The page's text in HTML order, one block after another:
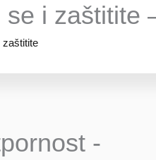
se i zaštitite
zaštitite
-